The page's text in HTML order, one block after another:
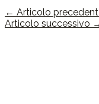
← Articolo
Articolo successivo